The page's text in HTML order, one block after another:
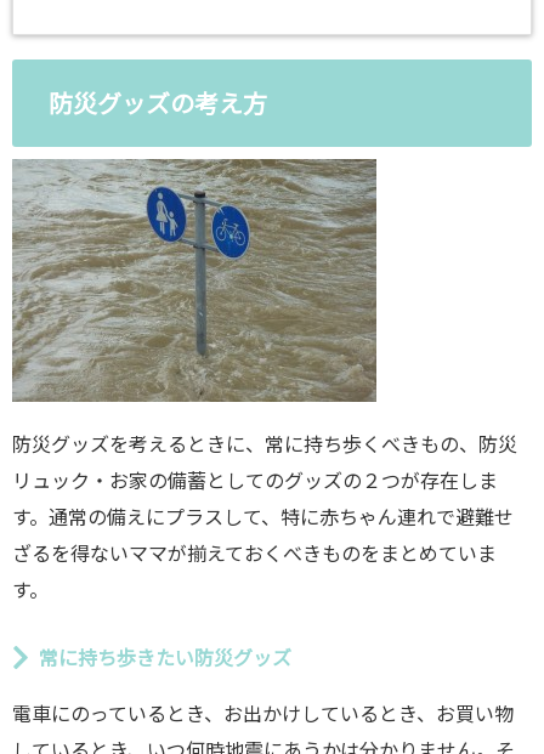
防災グッズの考え方
防災グッズを考えるときに、常に持ち歩くべきもの、防災
リュック・お家の備蓄としてのグッズの２つが存在しま
す。通常の備えにプラスして、特に赤ちゃん連れで避難せ
ざるを得ないママが揃えておくべきものをまとめていま
す。
常に持ち歩きたい防災グッズ
電車にのっているとき、お出かけしているとき、お買い物